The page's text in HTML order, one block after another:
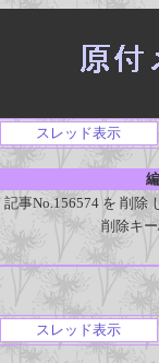
スレッド表示
記事No.156574 を 削除
削除キ
スレッド表示